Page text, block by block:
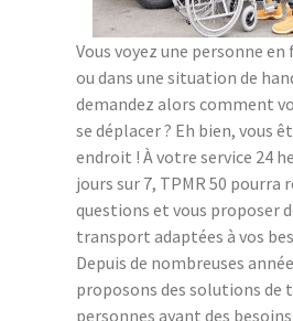
Vous voyez une personne
ou dans une situation de
demandez alors comment
se déplacer ? Eh bien, vous
endroit ! À votre service 24
jours sur 7, TPMR 50 pourra
questions et vous proposer
transport adaptées à vos
Depuis de nombreuses
proposons des solutions de
personnes ayant des